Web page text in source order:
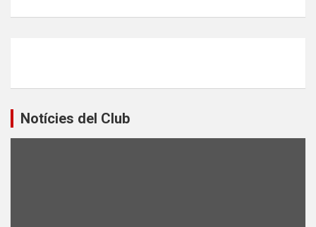
Notícies del Club